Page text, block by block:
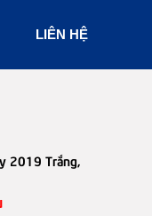
LIÊN HỆ
2019 Trắng,